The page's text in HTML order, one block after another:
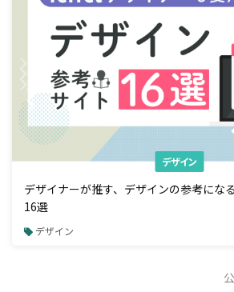
デザイン
デザイナーが推す、デザインの参考にな
16選
デザイン